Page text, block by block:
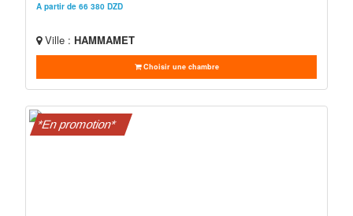
A partir de 66 380 DZD
Ville : HAMMAMET
Choisir une chambre
*En promotion*